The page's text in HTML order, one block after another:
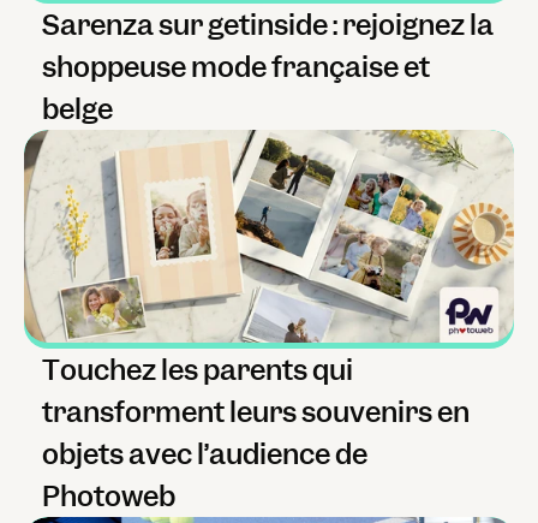
Sarenza sur getinside : rejoignez la
shoppeuse mode française et
belge
Touchez les parents qui
transforment leurs souvenirs en
objets avec l’audience de
Photoweb